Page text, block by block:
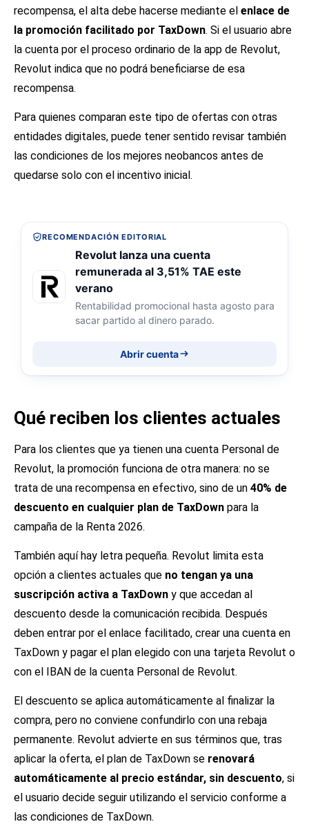
recompensa, el alta debe hacerse mediante el enlace de
la promoción facilitado por TaxDown. Si el usuario abre
la cuenta por el proceso ordinario de la app de Revolut,
Revolut indica que no podrá beneficiarse de esa
recompensa.
Para quienes comparan este tipo de ofertas con otras
entidades digitales, puede tener sentido revisar también
las condiciones de los mejores neobancos antes de
quedarse solo con el incentivo inicial.
RECOMENDACIÓN EDITORIAL
Revolut lanza una cuenta
remunerada al 3,51% TAE este
verano
Rentabilidad promocional hasta agosto para
sacar partido al dinero parado.
Abrir cuenta
Qué reciben los clientes actuales
Para los clientes que ya tienen una cuenta Personal de
Revolut, la promoción funciona de otra manera: no se
trata de una recompensa en efectivo, sino de un 40% de
descuento en cualquier plan de TaxDown para la
campaña de la Renta 2026.
También aquí hay letra pequeña. Revolut limita esta
opción a clientes actuales que no tengan ya una
suscripción activa a TaxDown y que accedan al
descuento desde la comunicación recibida. Después
deben entrar por el enlace facilitado, crear una cuenta en
TaxDown y pagar el plan elegido con una tarjeta Revolut o
con el IBAN de la cuenta Personal de Revolut.
El descuento se aplica automáticamente al finalizar la
compra, pero no conviene confundirlo con una rebaja
permanente. Revolut advierte en sus términos que, tras
aplicar la oferta, el plan de TaxDown se renovará
automáticamente al precio estándar, sin descuento, si
el usuario decide seguir utilizando el servicio conforme a
las condiciones de TaxDown.